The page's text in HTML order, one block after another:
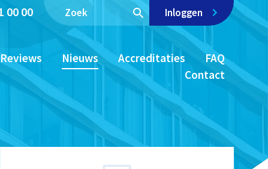
00 00 Inloggen
Reviews Nieuws Accreditaties
FAQ
Contact